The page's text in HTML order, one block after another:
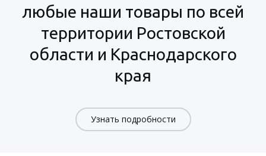
любые наши товары по всей
территории Ростовской
области и Краснодарского
края
Узнать подробности